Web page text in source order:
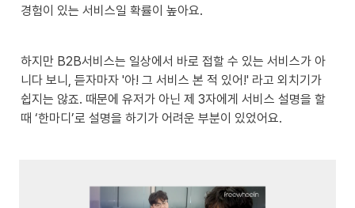
경험이 있는 서비스일 확률이 높아요.
하지만 B2B서비스는 일상에서 바로 접할 수 있는 서비스가 아
니다 보니, 듣자마자 '아! 그 서비스 본 적 있어!' 라고 외치기가
쉽지는 않죠. 때문에 유저가 아닌 제 3자에게 서비스 설명을 할
때 ‘한마디’로 설명을 하기가 어려운 부분이 있었어요.